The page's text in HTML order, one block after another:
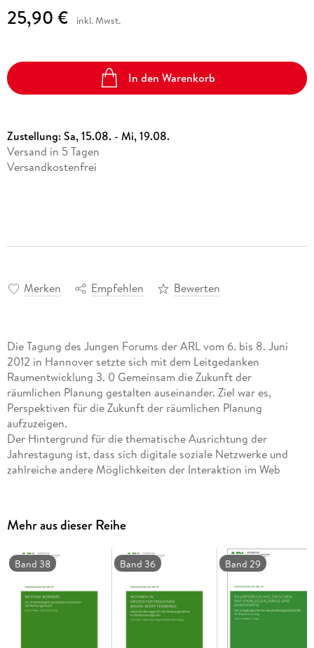
25,90 € inkl. Mwst.
In den Warenkorb
Zustellung:Sa, 15.08. - Mi, 19.08.
Versand in 5 Tagen
Versandkostenfrei
Merken Empfehlen Bewerten
Die Tagung des Jungen Forums der ARL vom 6. bis 8. Juni
2012 in Hannover setzte sich mit dem Leitgedanken
Raumentwicklung 3. 0 Gemeinsam die Zukunft der
räumlichen Planung gestalten auseinander. Ziel war es,
Perspektiven für die Zukunft der räumlichen Planung
aufzuzeigen.
Der Hintergrund für die thematische Ausrichtung der
Jahrestagung ist, dass sich digitale soziale Netzwerke und
zahlreiche andere Möglichkeiten der Interaktion im Web
infolgedessen auch die Raumentwicklung in ihrer
Mehrdimensionalität in erheblichem Maße. Die Folgen der
neuen Informations- und Kommunikationstechnologien sind
aber nur eine von vielen aktuellen und zukünftig absehbaren
Herausforderungen, die Auswirkungen auf die räumliche
Planung und Entwicklung haben werden. Daher sind nicht nur
die Neuen Medien Thema, sondern auch die Zukunft der
Mehr aus dieser Reihe
Band 38 Band 36 Band 29